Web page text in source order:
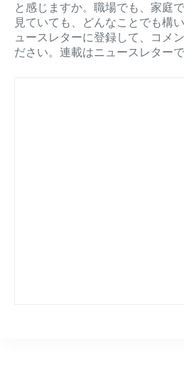
と感じますか。職場でも、家庭
見ていても、どんなことでも構
ュースレターに登録して、コメ
ださい。連載はニュースレター